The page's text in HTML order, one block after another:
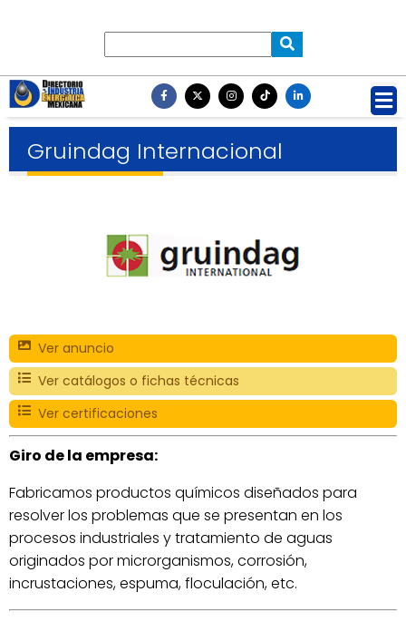
Gruindag Internacional
Ver anuncio
Ver catálogos o fichas técnicas
Ver certificaciones
Giro de la empresa:
Fabricamos productos químicos diseñados para
resolver los problemas que se presentan en los
procesos industriales y tratamiento de aguas
originados por microrganismos, corrosión,
incrustaciones, espuma, floculación, etc.